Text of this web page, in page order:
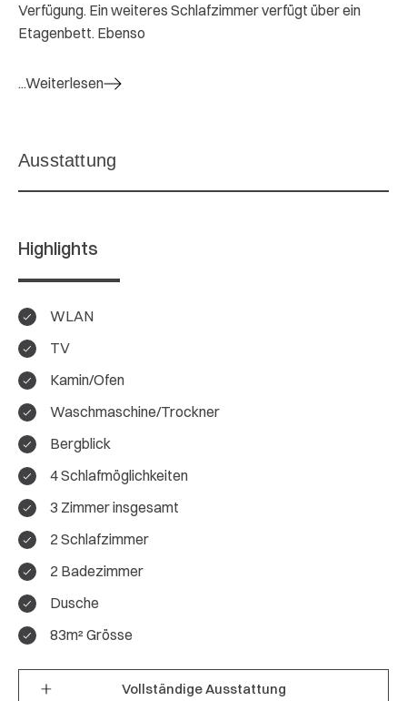
Verfügung. Ein weiteres Schlafzimmer verfügt über ein
Etagenbett. Ebenso
...Weiterlesen
Highlights
WLAN
TV
Kamin/Ofen
Waschmaschine/Trockner
Bergblick
4 Schlafmöglichkeiten
3 Zimmer insgesamt
2 Schlafzimmer
2 Badezimmer
Dusche
83m² Grösse
Vollständige Ausstattung
4.5 / 5
Gesamtbewertung
8 Bewertungen
Gesamteindruck: 4.4